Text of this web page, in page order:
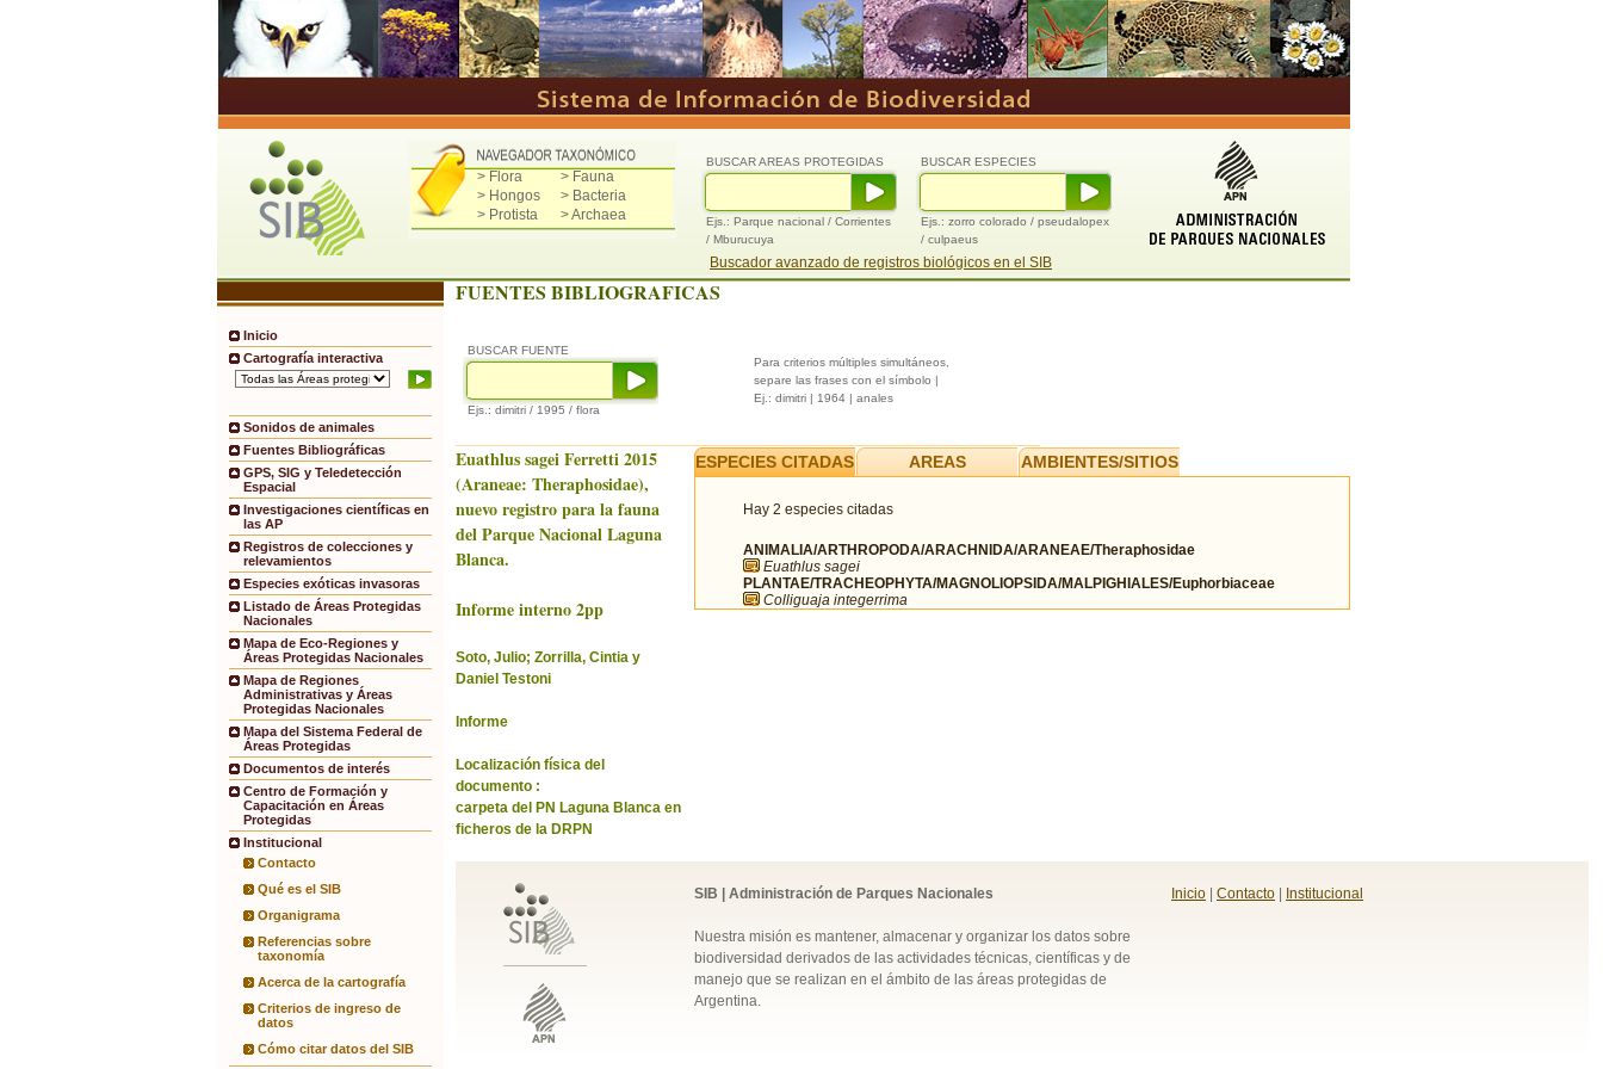
> Flora
> Fauna
> Hongos
> Bacteria
> Protista
> Archaea
BUSCAR ESPECIES
Ejs.: zorro colorado / pseudalopex
/ culpaeus
BUSCAR AREAS PROTEGIDAS
Ejs.: Parque nacional / Corrientes
/ Mburucuya
Buscador avanzado de registros biológicos en el SIB
Inicio
Cartografía interactiva
Sonidos de animales
Fuentes Bibliográficas
GPS, SIG y Teledetección
Espacial
Investigaciones científicas en
las AP
Registros de colecciones y
relevamientos
Especies exóticas invasoras
Listado de Áreas Protegidas
Nacionales
Mapa de Eco-Regiones y
Áreas Protegidas Nacionales
Mapa de Regiones
Administrativas y Áreas
Protegidas Nacionales
Mapa del Sistema Federal de
Áreas Protegidas
Documentos de interés
Centro de Formación y
Capacitación en Áreas
Protegidas
Institucional
Contacto
Qué es el SIB
Organigrama
Referencias sobre
taxonomía
Acerca de la cartografía
Criterios de ingreso de
datos
Cómo citar datos del SIB
FUENTES BIBLIOGRAFICAS
BUSCAR FUENTE
Ejs.: dimitri / 1995 / flora
Para criterios múltiples simultáneos,
separe las frases con el símbolo |
Ej.: dimitri | 1964 | anales
Euathlus sagei Ferretti 2015
(Araneae: Theraphosidae),
nuevo registro para la fauna
del Parque Nacional Laguna
Blanca.
Informe interno 2pp
Soto, Julio; Zorrilla, Cintia y
Daniel Testoni
Informe
Localización física del
documento :
carpeta del PN Laguna Blanca en
ficheros de la DRPN
ESPECIES CITADAS AREAS AMBIENTES/SITIOS
Hay 2 especies citadas
ANIMALIA/ARTHROPODA/ARACHNIDA/ARANEAE/Theraphosidae
Euathlus sagei
PLANTAE/TRACHEOPHYTA/MAGNOLIOPSIDA/MALPIGHIALES/Euphorbiaceae
Colliguaja integerrima
SIB | Administración de Parques Nacionales
Nuestra misión es mantener, almacenar y organizar los datos sobre
biodiversidad derivados de las actividades técnicas, científicas y de
manejo que se realizan en el ámbito de las áreas protegidas de
Argentina.
Inicio Contacto Institucional